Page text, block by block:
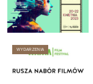
WYDARZENIA